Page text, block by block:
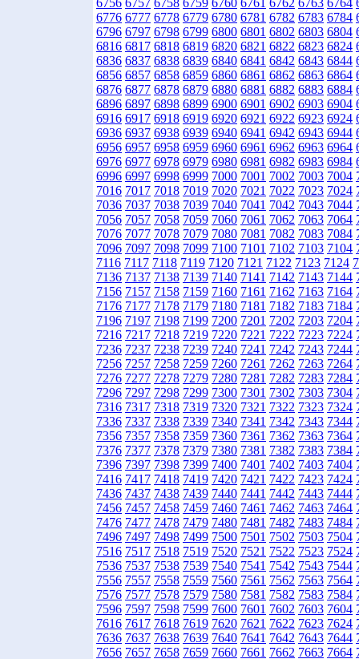
6756 6757 6758 6759 6760 6761 6762 6763 6764
6776 6777 6778 6779 6780 6781 6782 6783 6784
6796 6797 6798 6799 6800 6801 6802 6803 6804
6816 6817 6818 6819 6820 6821 6822 6823 6824
6836 6837 6838 6839 6840 6841 6842 6843 6844
6856 6857 6858 6859 6860 6861 6862 6863 6864
6876 6877 6878 6879 6880 6881 6882 6883 6884
6896 6897 6898 6899 6900 6901 6902 6903 6904
6916 6917 6918 6919 6920 6921 6922 6923 6924
6936 6937 6938 6939 6940 6941 6942 6943 6944
6956 6957 6958 6959 6960 6961 6962 6963 6964
6976 6977 6978 6979 6980 6981 6982 6983 6984
6996 6997 6998 6999 7000 7001 7002 7003 7004
7016 7017 7018 7019 7020 7021 7022 7023 7024
7036 7037 7038 7039 7040 7041 7042 7043 7044
7056 7057 7058 7059 7060 7061 7062 7063 7064
7076 7077 7078 7079 7080 7081 7082 7083 7084
7096 7097 7098 7099 7100 7101 7102 7103 7104
7116 7117 7118 7119 7120 7121 7122 7123 7124
7136 7137 7138 7139 7140 7141 7142 7143 7144
7156 7157 7158 7159 7160 7161 7162 7163 7164
7176 7177 7178 7179 7180 7181 7182 7183 7184
7196 7197 7198 7199 7200 7201 7202 7203 7204
7216 7217 7218 7219 7220 7221 7222 7223 7224
7236 7237 7238 7239 7240 7241 7242 7243 7244
7256 7257 7258 7259 7260 7261 7262 7263 7264
7276 7277 7278 7279 7280 7281 7282 7283 7284
7296 7297 7298 7299 7300 7301 7302 7303 7304
7316 7317 7318 7319 7320 7321 7322 7323 7324
7336 7337 7338 7339 7340 7341 7342 7343 7344
7356 7357 7358 7359 7360 7361 7362 7363 7364
7376 7377 7378 7379 7380 7381 7382 7383 7384
7396 7397 7398 7399 7400 7401 7402 7403 7404
7416 7417 7418 7419 7420 7421 7422 7423 7424
7436 7437 7438 7439 7440 7441 7442 7443 7444
7456 7457 7458 7459 7460 7461 7462 7463 7464
7476 7477 7478 7479 7480 7481 7482 7483 7484
7496 7497 7498 7499 7500 7501 7502 7503 7504
7516 7517 7518 7519 7520 7521 7522 7523 7524
7536 7537 7538 7539 7540 7541 7542 7543 7544
7556 7557 7558 7559 7560 7561 7562 7563 7564
7576 7577 7578 7579 7580 7581 7582 7583 7584
7596 7597 7598 7599 7600 7601 7602 7603 7604
7616 7617 7618 7619 7620 7621 7622 7623 7624
7636 7637 7638 7639 7640 7641 7642 7643 7644
7656 7657 7658 7659 7660 7661 7662 7663 7664